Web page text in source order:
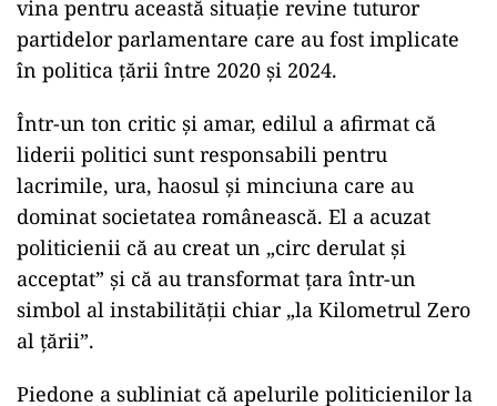
vina pentru această situație revine tuturor
partidelor parlamentare care au fost implicate
în politica țării între 2020 și 2024.
Într-un ton critic și amar, edilul a afirmat că
liderii politici sunt responsabili pentru
lacrimile, ura, haosul și minciuna care au
dominat societatea românească. El a acuzat
politicienii că au creat un „circ derulat și
acceptat” și că au transformat țara într-un
simbol al instabilității chiar „la Kilometrul Zero
al țării”.
Piedone a subliniat că apelurile politicienilor la